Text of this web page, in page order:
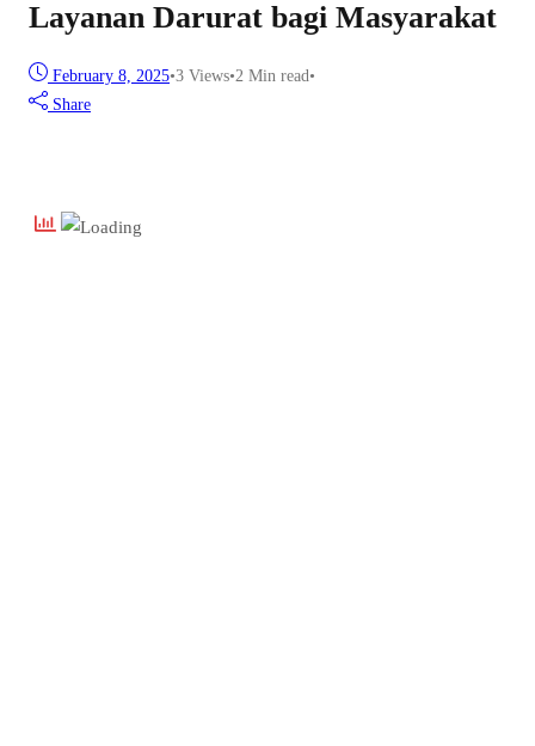
Layanan Darurat bagi Masyarakat
February 8, 2025•3 Views•2 Min read•
Share